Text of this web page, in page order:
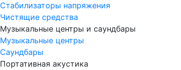
Стабилизаторы напряжения
Чистящие средства
Музыкальные центры и саундбары
Музыкальные центры
Саундбары
Портативная акустика